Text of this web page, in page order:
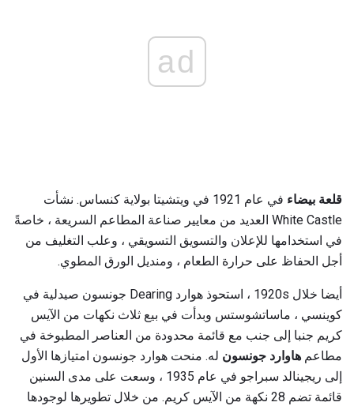
ad
قلعة بيضاء
في عام 1921 في ويتشيتا بولاية كنساس. نشأت
White Castle العديد من معايير صناعة المطاعم السريعة ، خاصةً
في استخدامها للإعلان والتسويق التسويقي ، وعلب التغليف من
أجل الحفاظ على حرارة الطعام ، ومنديل الورق المطوي.
أيضا خلال 1920s ، استحوذ هوارد Dearing جونسون صيدلية في
كوينسي ، ماساتشوستس وبدأت في بيع ثلاث نكهات من الآيس
كريم جنبا إلى جنب مع قائمة محدودة من العناصر المطبوخة في
مطاعم هاوارد جونسون له. منحت هوارد جونسون امتيازها الأول
إلى ريجينالد سبراجو في عام 1935 ، وسعت على مدى السنين
قائمة تضم 28 نكهة من الآيس كريم. من خلال تطويرها لوجودها